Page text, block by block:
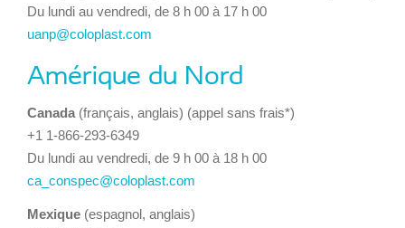
Du lundi au vendredi, de 8 h 00 à 17 h 00
uanp@coloplast.com
Amérique du Nord
Canada (français, anglais) (appel sans frais*)
+1 1-866-293-6349
Du lundi au vendredi, de 9 h 00 à 18 h 00
ca_conspec@coloplast.com
Mexique (espagnol, anglais)